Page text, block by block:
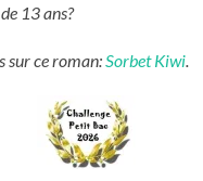
13 ans?
sur ce roman:Sorbet Kiwi.